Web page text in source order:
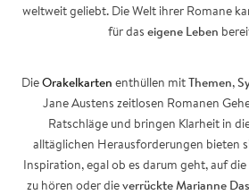
weltweit geliebt. Die Welt ihrer Romane
für das eigene Leben
DieOrakelkarten enthüllen mitThemen,
Jane Austens zeitlosen Romanen
Ratschläge und bringen Klarheit in
alltäglichen Herausforderungen bieten
Inspiration, egal ob es darum geht, auf die
zu hören oder dieverrückte Marianne